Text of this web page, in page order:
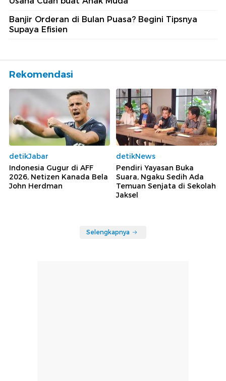
Banjir Orderan di Bulan Puasa? Begini Tipsnya
Supaya Efisien
Rekomendasi
detikJabar
Indonesia Gugur di AFF
2026, Netizen Kanada Bela
John Herdman
detikNews
Pendiri Yayasan Buka
Suara, Ngaku Sedih Ada
Temuan Senjata di Sekolah
Jaksel
Selengkapnya